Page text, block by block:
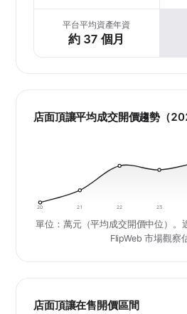
平台平均資產年資
約 37 個月
店面頂讓平均成交開價趨勢（
20 21 22 23
單位：萬元（平均成交開價中位）。
FlipWeb 市場觀察
店面頂讓在售開價區間